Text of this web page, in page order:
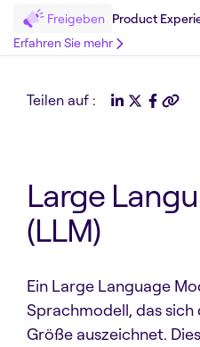
Freigeben Product
Erfahren Sie mehr
Teilen auf :
Large
(LLM)
Ein Large Language
Sprachmodell, das
Größe auszeichnet.